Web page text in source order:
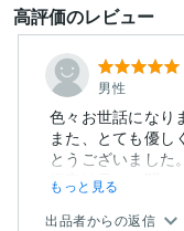
高評価のレビュー
男性
色々お世話になり
また、とても優し
とうございました。
鑑定結果をお聞き
もっと見る
出品者からの返信